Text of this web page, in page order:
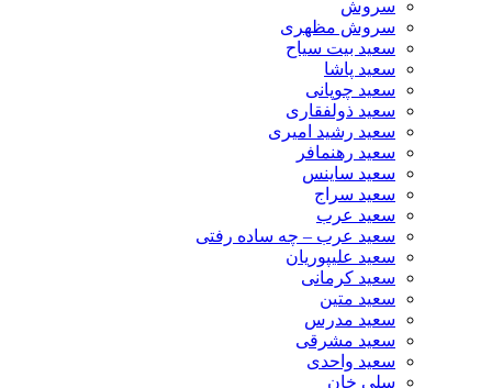
سروش
سروش مظهری
سعید بیت سیاح
سعید پاشا
سعید چوپانی
سعید ذولفقاری
سعید رشید امیری
سعید رهنمافر
سعید ساینس
سعید سراج
سعید عرب
سعید عرب – چه ساده رفتی
سعید علیپوریان
سعید کرمانی
سعید متین
سعید مدرس
سعید مشرقی
سعید واحدی
سلی خان